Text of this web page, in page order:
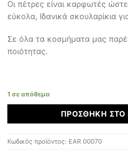
Οι πέτρες είναι καρφωτές
εύκολα, Ιδανικά σκουλαρίκια
Σε όλα τα κοσμήματα μας
ποιότητας.
1 σε απόθεμα
ΠΡΟΣΘΉΚΗ ΣΤΟ
Κωδικός προϊόντος: EAR 00070